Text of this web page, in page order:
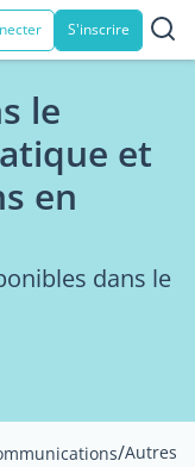
S'inscrire
le
et
en
dans le
/Autres